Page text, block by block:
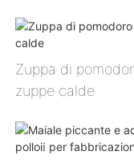
Zuppa di
zuppe calde